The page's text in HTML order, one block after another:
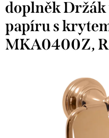
doplněk
papíru s
MKA0400Z,